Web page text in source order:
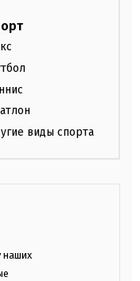
виды спорта
наших